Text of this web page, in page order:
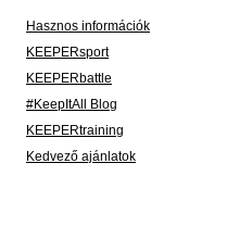
Hasznos információk
KEEPERsport
KEEPERbattle
#KeepItAll Blog
KEEPERtraining
Kedvező ajánlatok